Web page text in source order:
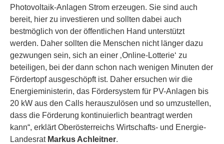
Photovoltaik-Anlagen Strom erzeugen. Sie sind auch
bereit, hier zu investieren und sollten dabei auch
bestmöglich von der öffentlichen Hand unterstützt
werden. Daher sollten die Menschen nicht länger dazu
gezwungen sein, sich an einer ‚Online-Lotterie‘ zu
beteiligen, bei der dann schon nach wenigen Minuten der
Fördertopf ausgeschöpft ist. Daher ersuchen wir die
Energieministerin, das Fördersystem für PV-Anlagen bis
20 kW aus den Calls herauszulösen und so umzustellen,
dass die Förderung kontinuierlich beantragt werden
kann“, erklärt Oberösterreichs Wirtschafts- und Energie-
Landesrat Markus Achleitner.